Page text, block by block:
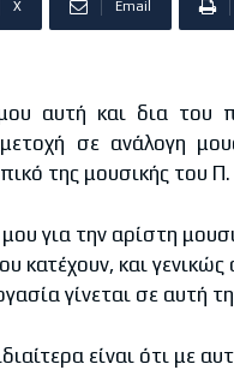
X Email
μου αυτή και δια
σε ανάλογη
της μουσικής του Π.
για την αρίστη
κατέχουν, και
γίνεται σε αυτή
είναι ότι με